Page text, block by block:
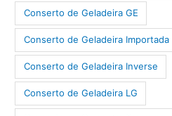
Conserto de Geladeira GE
Conserto de Geladeira Importada
Conserto de Geladeira Inverse
Conserto de Geladeira LG